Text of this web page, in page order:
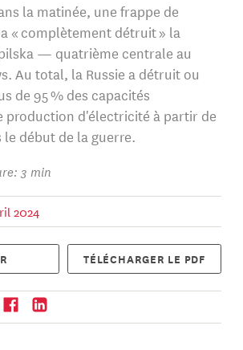
la matinée, une frappe de
« complètement détruit » la
— quatrième centrale au
Au total, la Russie a détruit ou
de 95 % des capacités
production d'électricité à partir de
début de la guerre.
3 min
2024
TÉLÉCHARGER LE PDF